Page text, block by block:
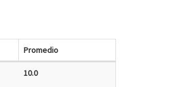
Promedio
10.0